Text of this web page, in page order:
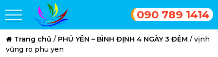
090 789 1414
Trang chủ / PHÚ YÊN – BÌNH ĐỊNH 4 NGÀY 3 ĐÊM / vịnh
vũng ro phu yen